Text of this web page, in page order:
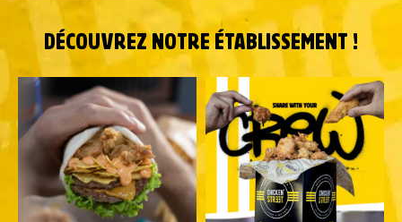
DÉCOUVREZ NOTRE ÉTABLISSEMENT !